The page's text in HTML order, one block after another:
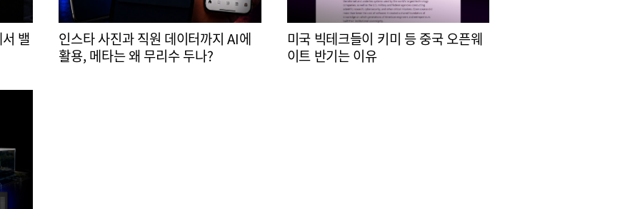
밸
인스타 사진과 직원 데이터까지 AI에
활용, 메타는 왜 무리수 두나?
미국 빅테크들이 키미 등 중국 오픈웨
이트 반기는 이유